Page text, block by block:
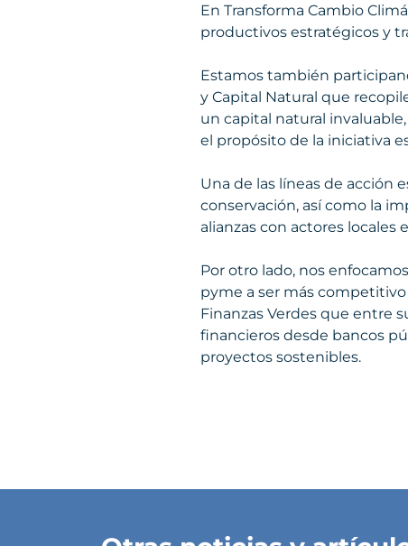
En Transforma Cambio
productivos estratégicos y
Estamos también
y Capital Natural que
un capital natural
el propósito de la iniciativa
Una de las líneas de acción
conservación, así como la
alianzas con actores locales
Por otro lado, nos
pyme a ser más
Finanzas Verdes que entre
financieros desde bancos
proyectos sostenibles.